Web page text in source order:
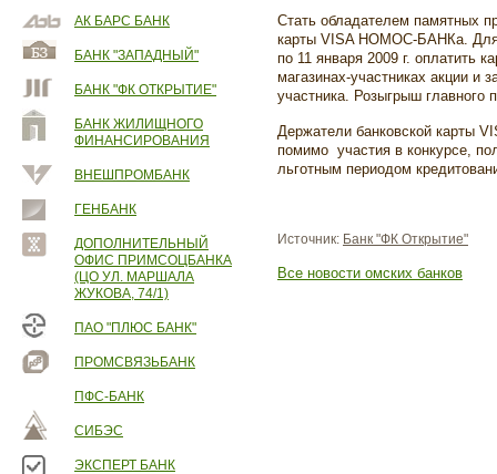
АК БАРС БАНК
БАНК "ЗАПАДНЫЙ"
БАНК "ФК ОТКРЫТИЕ"
БАНК ЖИЛИЩНОГО
ФИНАНСИРОВАНИЯ
ВНЕШПРОМБАНК
ГЕНБАНК
ДОПОЛНИТЕЛЬНЫЙ
ОФИС ПРИМСОЦБАНКА
(ЦО УЛ. МАРШАЛА
ЖУКОВА, 74/1)
ПАО "ПЛЮС БАНК"
ПРОМСВЯЗЬБАНК
ПФС-БАНК
СИБЭС
ЭКСПЕРТ БАНК
Стать обладателем памятных
карты VISA НОМОС-БАНКа. Для
по 11 января 2009 г. оплатить
магазинах-участниках акции и
участника. Розыгрыш главного
Держатели банковской карты
помимо участия в конкурсе,
льготным периодом
Источник: Банк "ФК Открытие"
Все новости омских банков